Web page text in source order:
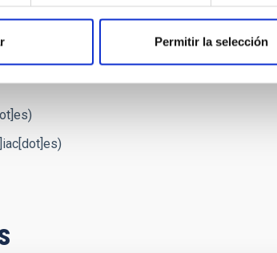
Permitir la selección
y encuentre la ponencia, el